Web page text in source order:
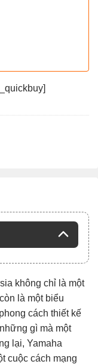
không chỉ là một
là một biểu
cách thiết kế
gì mà một
lại, Yamaha
cuộc cách mạng